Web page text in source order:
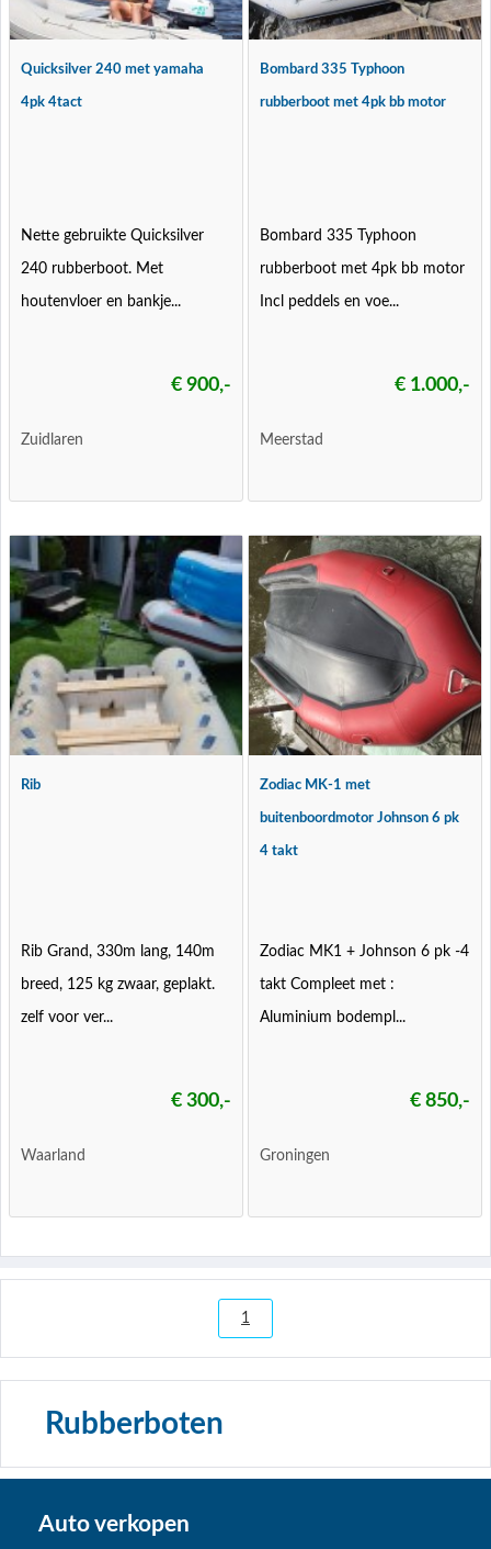
Quicksilver 240 met yamaha
4pk 4tact
Nette gebruikte Quicksilver
240 rubberboot. Met
houtenvloer en bankje...
€ 900,-
Zuidlaren
Bombard 335 Typhoon
rubberboot met 4pk bb motor
Bombard 335 Typhoon
rubberboot met 4pk bb motor
Incl peddels en voe...
€ 1.000,-
Meerstad
Rib
Rib Grand, 330m lang, 140m
breed, 125 kg zwaar, geplakt.
zelf voor ver...
€ 300,-
Waarland
Zodiac MK-1 met
buitenboordmotor Johnson 6 pk
4 takt
Zodiac MK1 + Johnson 6 pk -4
takt Compleet met :
Aluminium bodempl...
€ 850,-
Groningen
1
Rubberboten
Auto verkopen